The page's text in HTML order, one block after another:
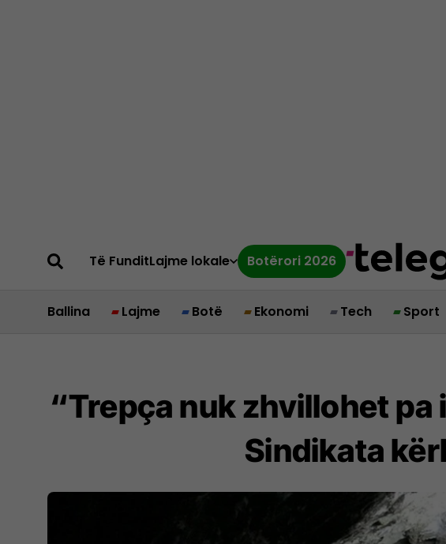
Të FunditLajme lokale Botërori 2026
Ballina Lajme Botë Ekonomi Tech Sport
“Trepça nuk zhvillohet
Sindikata